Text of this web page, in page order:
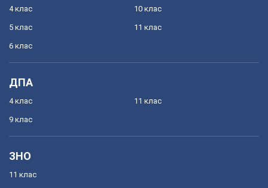
4 клас
5 клас
6 клас
10 клас
11 клас
ДПА
4 клас
9 клас
11 клас
ЗНО
11 клас